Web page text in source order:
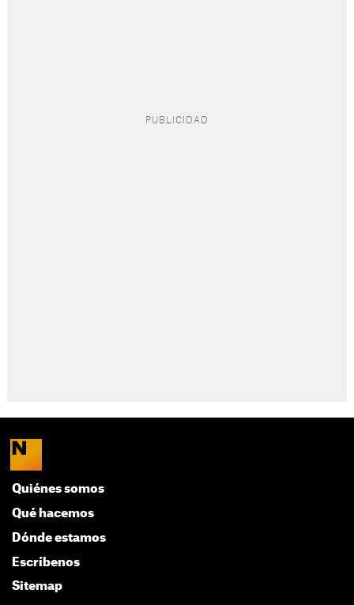
Quiénes somos
Qué hacemos
Dónde estamos
Escríbenos
Sitemap